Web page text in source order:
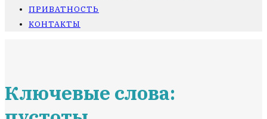
ПРИВАТНОСТЬ
КОНТАКТЫ
Ключевые слова: